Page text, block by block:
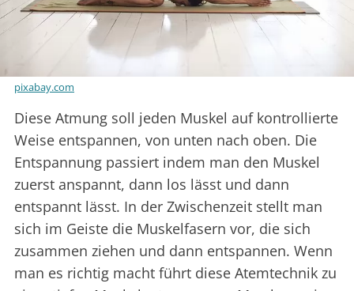
pixabay.com
Diese Atmung soll jeden Muskel auf kontrollierte
Weise entspannen, von unten nach oben. Die
Entspannung passiert indem man den Muskel
zuerst anspannt, dann los lässt und dann
entspannt lässt. In der Zwischenzeit stellt man
sich im Geiste die Muskelfasern vor, die sich
zusammen ziehen und dann entspannen. Wenn
man es richtig macht führt diese Atemtechnik zu